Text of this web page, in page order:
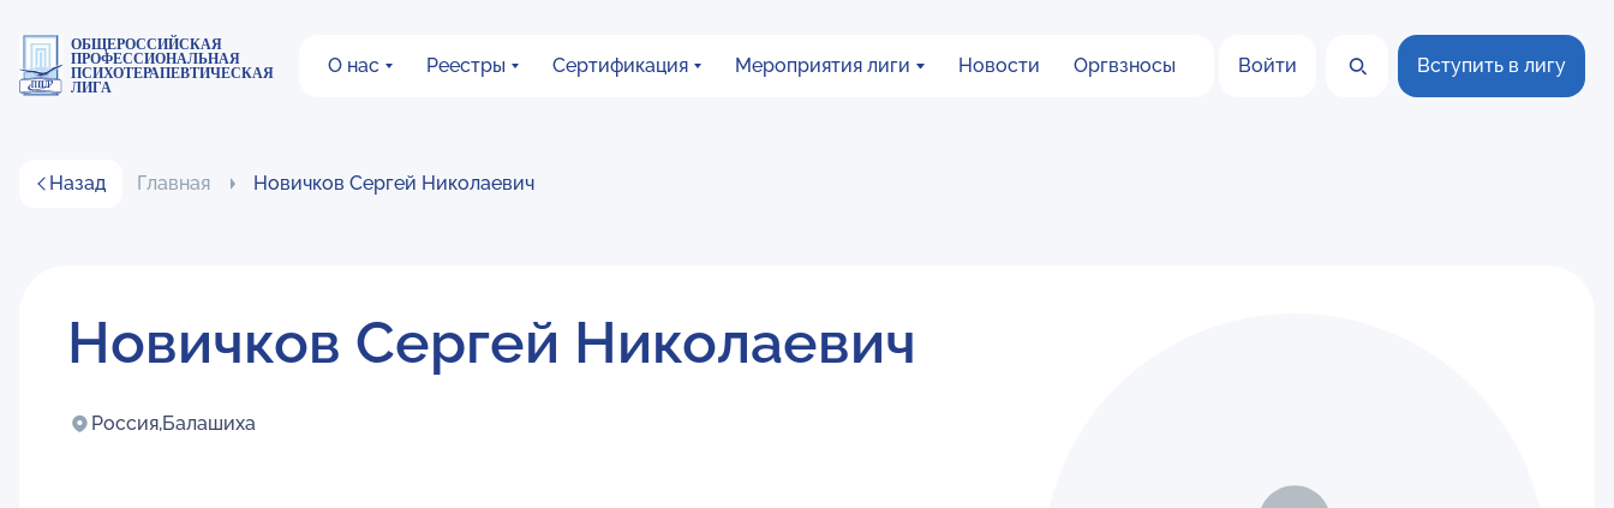
ОБЩЕРОССИЙСКАЯ
ПРОФЕССИОНАЛЬНАЯ
ПСИХОТЕРАПЕВТИЧЕСКАЯ
ЛИГА
О нас Реестры Сертификация Мероприятия лиги Новости Оргвзносы Войти Вступить в лигу
Назад Главная Новичков Сергей Николаевич
Новичков Сергей Николаевич
Россия,Балашиха